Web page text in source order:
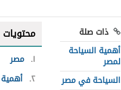
ذات صلة
أهمية السياحة
لمصر
السياحة في مصر
محتويات
١ مصر
٢